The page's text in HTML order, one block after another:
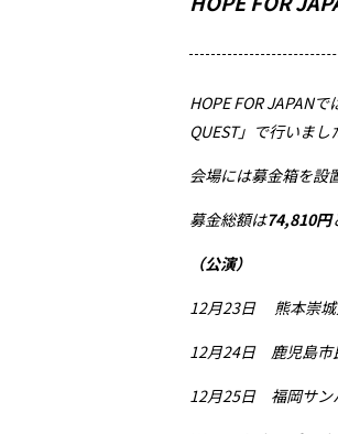
HOPE FOR JAPAN
QUEST」で行いまし
会場には募金箱を設
募金総額は74,810円
（公演）
12月23日 熊本崇城
12月24日 鹿児島市
12月25日 福岡サン